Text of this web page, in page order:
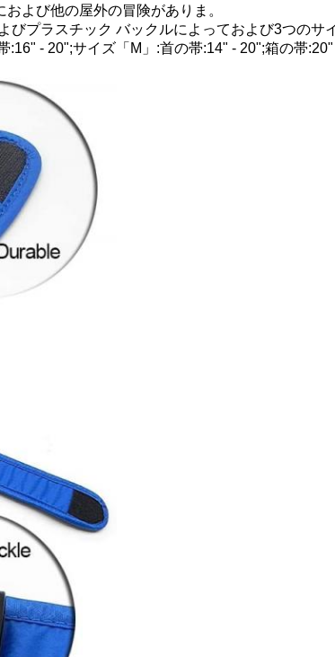
よび他の屋外の冒険がありま。
びプラスチック バックルによっておよび3つのサ
- 20";サイズ「M」:首の帯:14" - 20";箱の帯